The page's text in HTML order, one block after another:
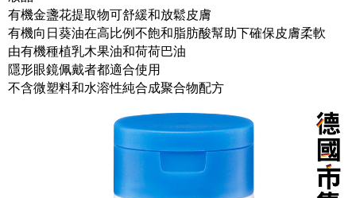
有機金盞花提取物可舒緩和放鬆皮膚
有機向日葵油在高比例不飽和脂肪酸幫助下確保皮膚柔軟
由有機種植乳木果油和荷荷巴油
隱形眼鏡佩戴者都適合使用
不含微塑料和水溶性純合成聚合物配方